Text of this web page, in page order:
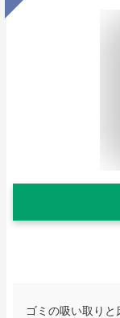
ゴミの吸い取り